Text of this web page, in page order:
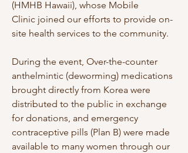
(HMHB Hawaii), whose Mobile
Clinic joined our efforts to provide on-
site health services to the community.
During the event, Over-the-counter
anthelmintic (deworming) medications
brought directly from Korea were
distributed to the public in exchange
for donations, and emergency
contraceptive pills (Plan B) were made
available to many women through our